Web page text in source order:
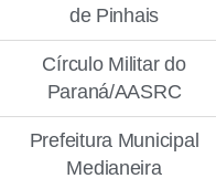
de Pinhais
Círculo Militar do
Paraná/AASRC
Prefeitura Municipal
Medianeira